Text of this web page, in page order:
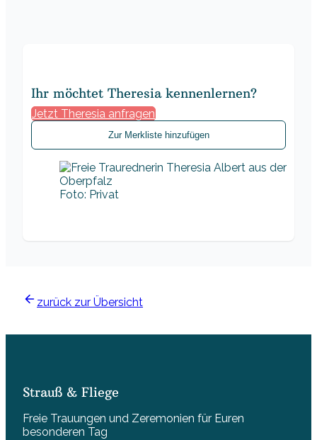
Ihr möchtet Theresia kennenlernen?
Jetzt Theresia anfragen
Zur Merkliste hinzufügen
Foto: Privat
zurück zur Übersicht
Strauß & Fliege
Freie Trauungen und Zeremonien für Euren
besonderen Tag